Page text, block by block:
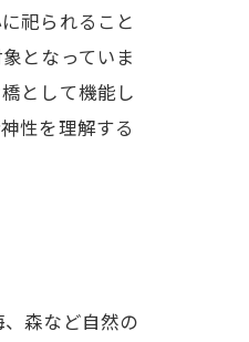
祀られること
となっていま
として機能し
性を理解する
森など自然の